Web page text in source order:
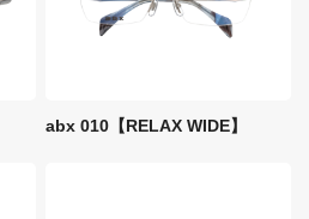
abx 010【RELAX WIDE】